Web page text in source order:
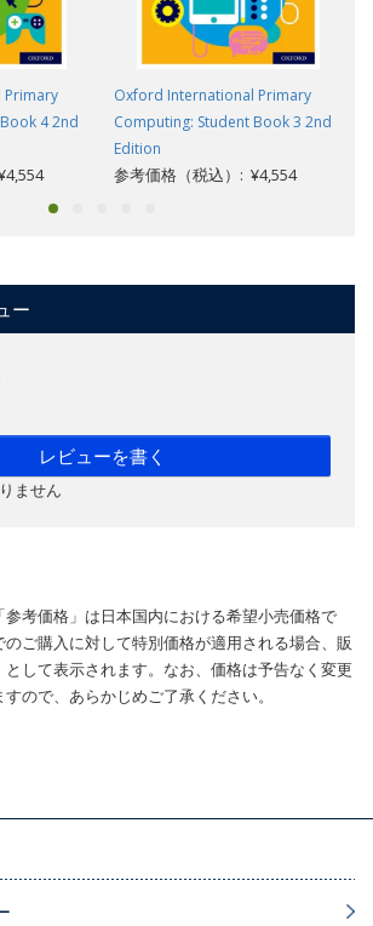
4 2nd
Oxford International Primary
Computing: Student Book 3 2nd
Edition
参考価格（税込）: ¥4,554
ー
レビューを書く
ません
考価格」は日本国内における希望小売価格で
ご購入に対して特別価格が適用される場合、販
して表示されます。なお、価格は予告なく変更
ので、あらかじめご了承ください。